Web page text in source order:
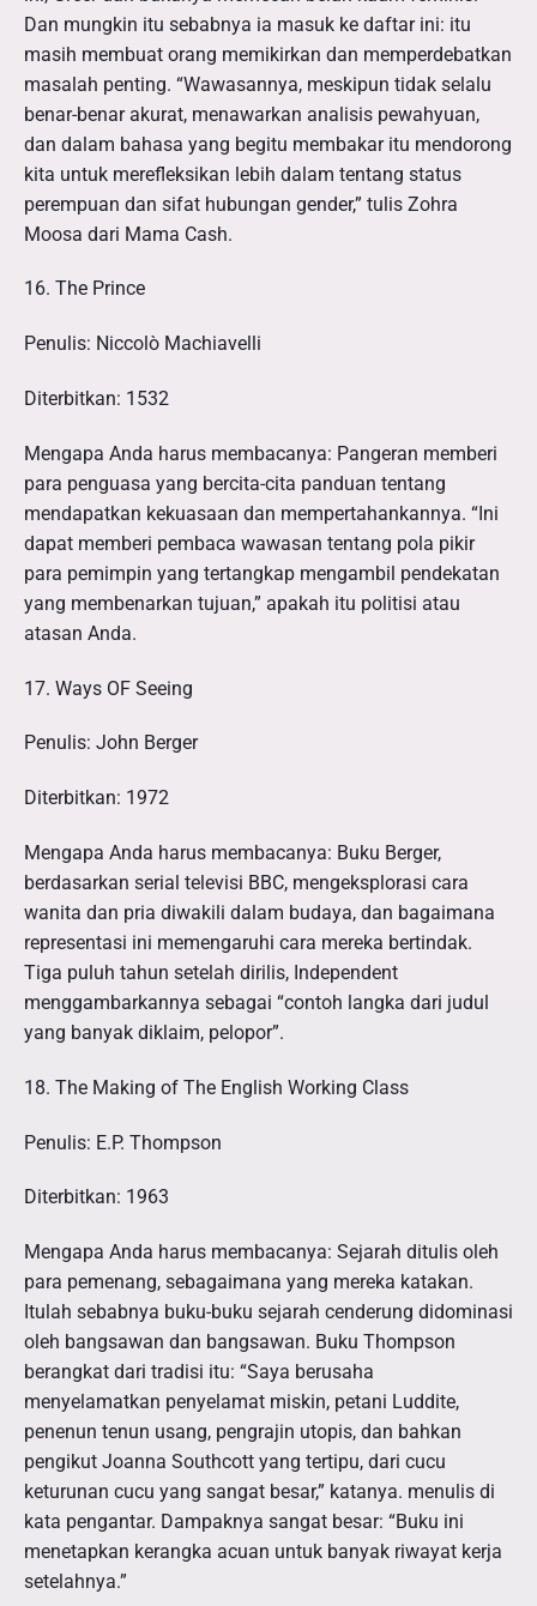
Dan mungkin itu sebabnya ia masuk ke daftar ini: itu
masih membuat orang memikirkan dan memperdebatkan
masalah penting. “Wawasannya, meskipun tidak selalu
benar-benar akurat, menawarkan analisis pewahyuan,
dan dalam bahasa yang begitu membakar itu mendorong
kita untuk merefleksikan lebih dalam tentang status
perempuan dan sifat hubungan gender,” tulis Zohra
Moosa dari Mama Cash.
16. The Prince
Penulis: Niccolò Machiavelli
Diterbitkan: 1532
Mengapa Anda harus membacanya: Pangeran memberi
para penguasa yang bercita-cita panduan tentang
mendapatkan kekuasaan dan mempertahankannya. “Ini
dapat memberi pembaca wawasan tentang pola pikir
para pemimpin yang tertangkap mengambil pendekatan
yang membenarkan tujuan,” apakah itu politisi atau
atasan Anda.
17. Ways OF Seeing
Penulis: John Berger
Diterbitkan: 1972
Mengapa Anda harus membacanya: Buku Berger,
berdasarkan serial televisi BBC, mengeksplorasi cara
wanita dan pria diwakili dalam budaya, dan bagaimana
representasi ini memengaruhi cara mereka bertindak.
Tiga puluh tahun setelah dirilis, Independent
menggambarkannya sebagai “contoh langka dari judul
yang banyak diklaim, pelopor”.
18. The Making of The English Working Class
Penulis: E.P. Thompson
Diterbitkan: 1963
Mengapa Anda harus membacanya: Sejarah ditulis oleh
para pemenang, sebagaimana yang mereka katakan.
Itulah sebabnya buku-buku sejarah cenderung didominasi
oleh bangsawan dan bangsawan. Buku Thompson
berangkat dari tradisi itu: “Saya berusaha
menyelamatkan penyelamat miskin, petani Luddite,
penenun tenun usang, pengrajin utopis, dan bahkan
pengikut Joanna Southcott yang tertipu, dari cucu
keturunan cucu yang sangat besar,” katanya. menulis di
kata pengantar. Dampaknya sangat besar: “Buku ini
menetapkan kerangka acuan untuk banyak riwayat kerja
setelahnya.”